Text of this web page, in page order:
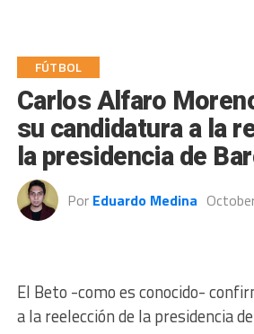
FÚTBOL
Carlos Alfaro
su candidatura a la
la presidencia de
Por Eduardo Medina
El Beto -como es conocido-
a la reelección de la presidencia